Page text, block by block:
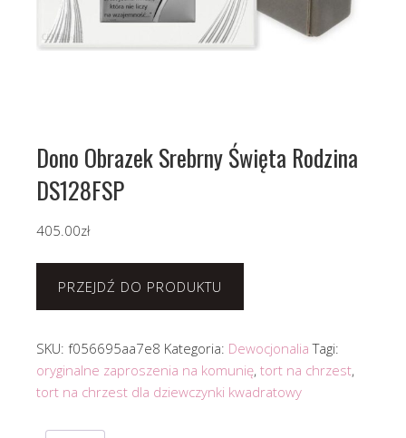
Dono Obrazek Srebrny Święta Rodzina
DS128FSP
405.00zł
PRZEJDŹ DO PRODUKTU
SKU: f056695aa7e8 Kategoria: Dewocjonalia Tagi:
oryginalne zaproszenia na komunię, tort na chrzest,
tort na chrzest dla dziewczynki kwadratowy